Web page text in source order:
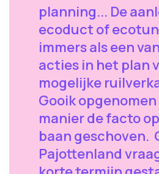
planning... De
ecoduct of
immers als een
acties in het plan
mogelijke
Gooik
manier de facto
baan geschoven.
Pajottenland